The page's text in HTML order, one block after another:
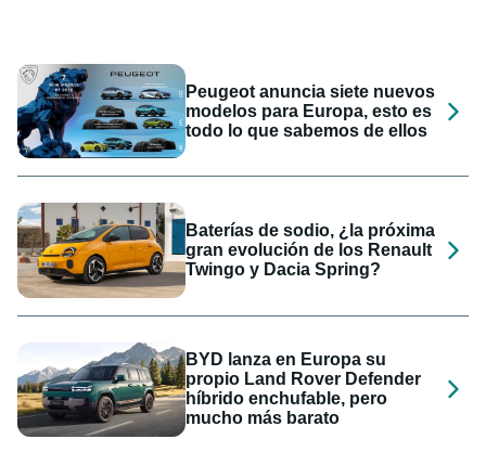
Peugeot anuncia siete nuevos
modelos para Europa, esto es
todo lo que sabemos de ellos
Baterías de sodio, ¿la próxima
gran evolución de los Renault
Twingo y Dacia Spring?
BYD lanza en Europa su
propio Land Rover Defender
híbrido enchufable, pero
mucho más barato